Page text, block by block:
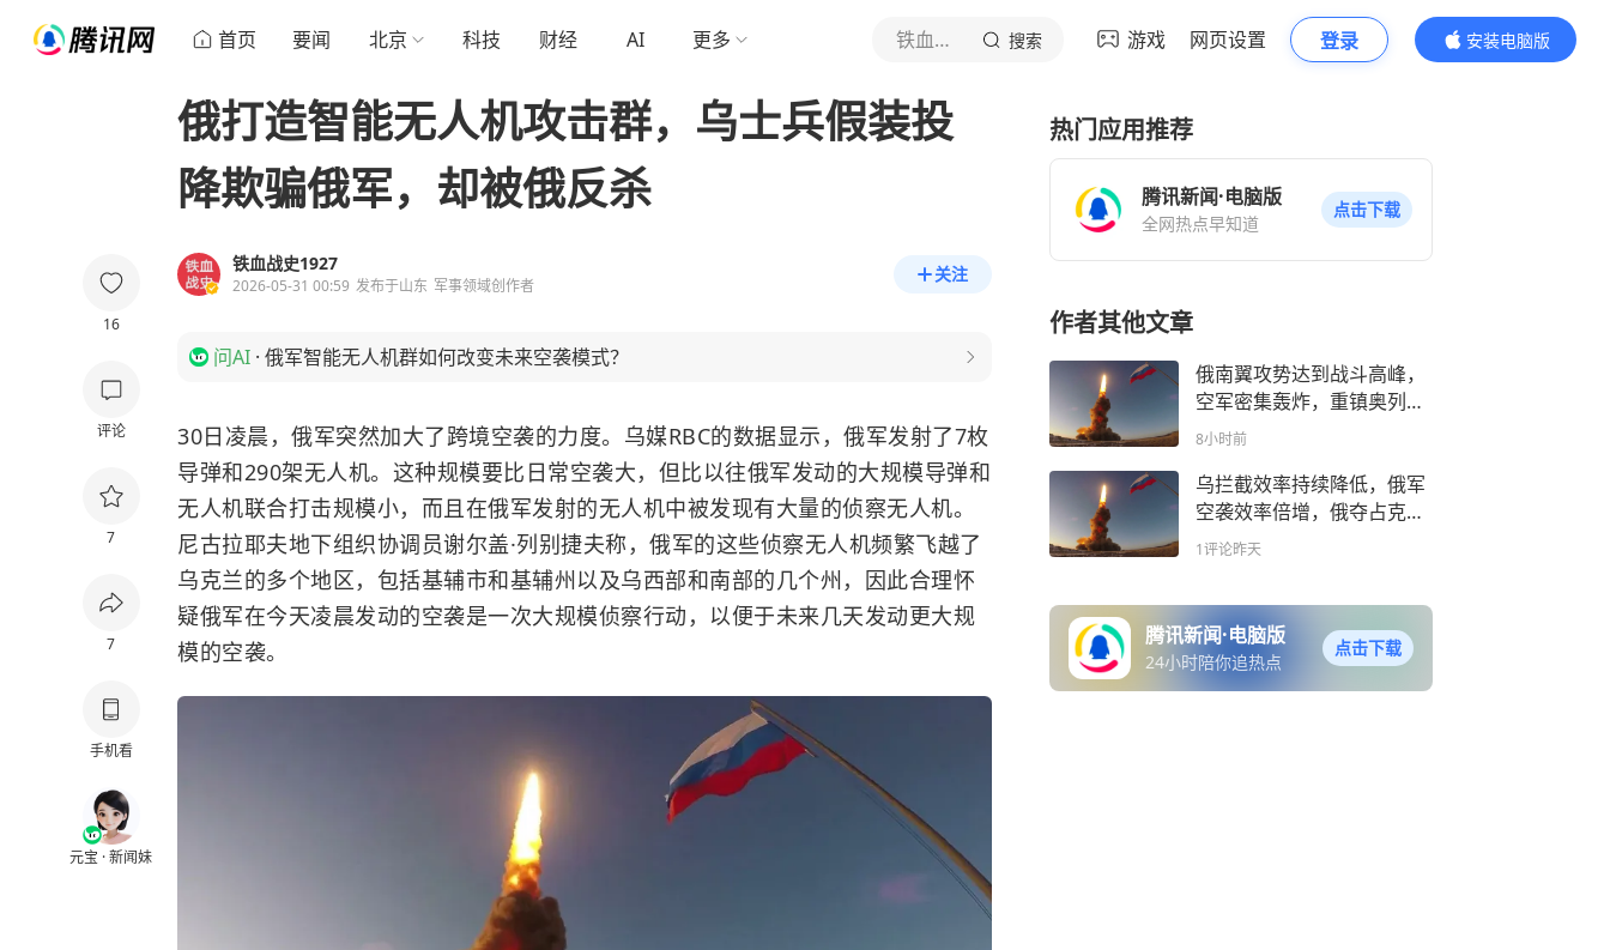
首页 要闻 北京 科技 财经 AI 更多 铁血战史1927 搜索 游戏 网页设置 登录
安装电脑版
内容更精彩
16
评论
7
7
手机看
元宝 · 新闻妹
俄打造智能无人机攻击群，乌士兵假装投
降欺骗俄军，却被俄反杀
铁血战史1927
2026-05-31 00:59 发布于山东 军事领域创作者
关注
问AI · 俄军智能无人机群如何改变未来空袭模式？
30日凌晨，俄军突然加大了跨境空袭的力度。乌媒RBC的数据显示，俄军发射了7枚
导弹和290架无人机。这种规模要比日常空袭大，但比以往俄军发动的大规模导弹和
无人机联合打击规模小，而且在俄军发射的无人机中被发现有大量的侦察无人机。
尼古拉耶夫地下组织协调员谢尔盖·列别捷夫称，俄军的这些侦察无人机频繁飞越了
乌克兰的多个地区，包括基辅市和基辅州以及乌西部和南部的几个州，因此合理怀
疑俄军在今天凌晨发动的空袭是一次大规模侦察行动，以便于未来几天发动更大规
模的空袭。
热门应用推荐
腾讯新闻·电脑版
全网热点早知道
点击下载
作者其他文章
俄南翼攻势达到战斗高峰，
空军密集轰炸，重镇奥列霍
夫两翼被攻破
8小时前
乌拦截效率持续降低，俄军
空袭效率倍增，俄夺占克拉
斯诺亚尔斯科
1评论昨天
腾讯新闻·电脑版
24小时陪你追热点
点击下载